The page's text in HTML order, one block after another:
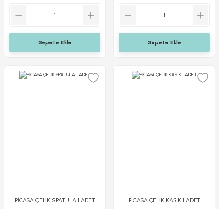
Sepete Ekle Sepete Ekle
PİCASA ÇELİK SPATULA 1 ADET PİCASA ÇELİK KAŞIK 1 ADET